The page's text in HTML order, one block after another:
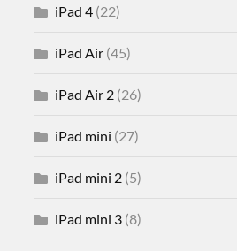
iPad 4 (22)
iPad Air (45)
iPad Air 2 (26)
iPad mini (27)
iPad mini 2 (5)
iPad mini 3 (8)